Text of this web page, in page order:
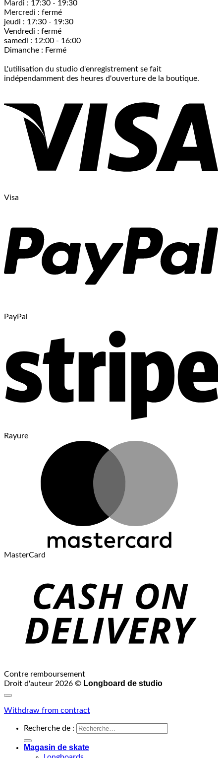
Mardi : 17:30 - 19:30
Mercredi : fermé
jeudi : 17:30 - 19:30
Vendredi : fermé
samedi : 12:00 - 16:00
Dimanche : Fermé
L'utilisation du studio d'enregistrement se fait
indépendamment des heures d'ouverture de la boutique.
Visa
PayPal
Rayure
MasterCard
Contre remboursement
Droit d'auteur 2026 © Longboard de studio
Withdraw from contract
Recherche de :
Magasin de skate